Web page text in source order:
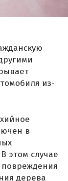
из-
в
этом случае
повреждения
дерева